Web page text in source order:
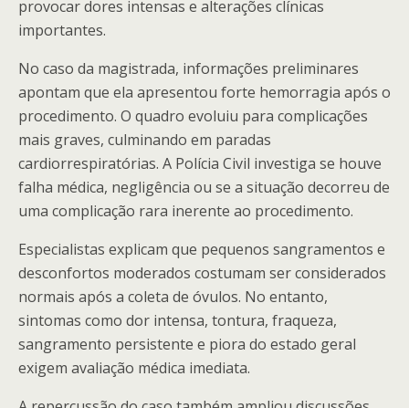
provocar dores intensas e alterações clínicas
importantes.
No caso da magistrada, informações preliminares
apontam que ela apresentou forte hemorragia após o
procedimento. O quadro evoluiu para complicações
mais graves, culminando em paradas
cardiorrespiratórias. A Polícia Civil investiga se houve
falha médica, negligência ou se a situação decorreu de
uma complicação rara inerente ao procedimento.
Especialistas explicam que pequenos sangramentos e
desconfortos moderados costumam ser considerados
normais após a coleta de óvulos. No entanto,
sintomas como dor intensa, tontura, fraqueza,
sangramento persistente e piora do estado geral
exigem avaliação médica imediata.